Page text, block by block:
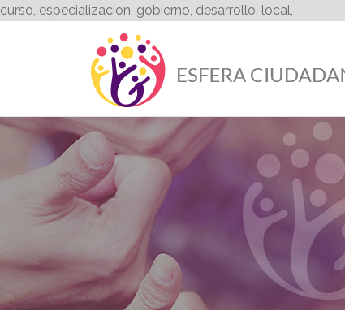
curso, especializacion, gobierno, desarrollo, local,